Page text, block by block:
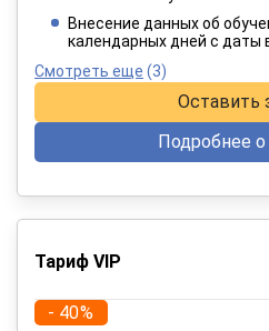
При оплате в
Внесение данных об
календарных дней с даты
Смотреть еще (3)
Оставить
Подробнее
Тариф VIP
- 40%